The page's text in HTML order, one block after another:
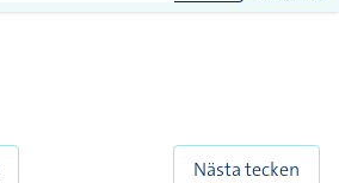
Nästa tecken